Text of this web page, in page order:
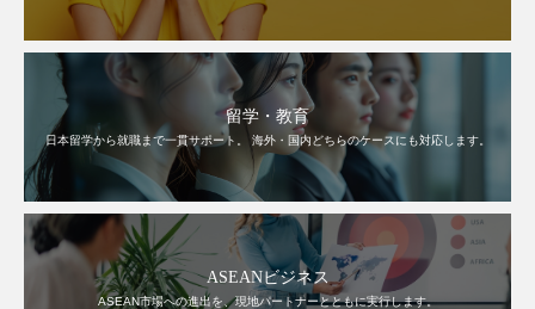
留学・教育
日本留学から就職まで一貫サポート。 海外・国内どちらのケースにも対応します。
ASEANビジネス
ASEAN市場への進出を、現地パートナーとともに実行します。